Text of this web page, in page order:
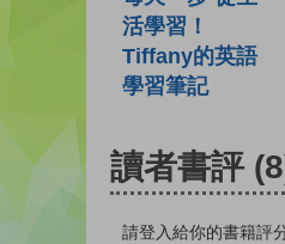
活學習！
Tiffany的英語
學習筆記
讀者書評
請登入給你的書籍評